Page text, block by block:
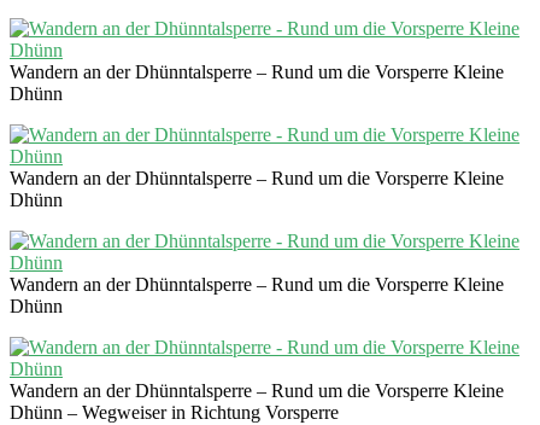
Wandern an der Dhünntalsperre – Rund um die Vorsperre Kleine
Dhünn
Wandern an der Dhünntalsperre – Rund um die Vorsperre Kleine
Dhünn
Wandern an der Dhünntalsperre – Rund um die Vorsperre Kleine
Dhünn
Wandern an der Dhünntalsperre – Rund um die Vorsperre Kleine
Dhünn – Wegweiser in Richtung Vorsperre